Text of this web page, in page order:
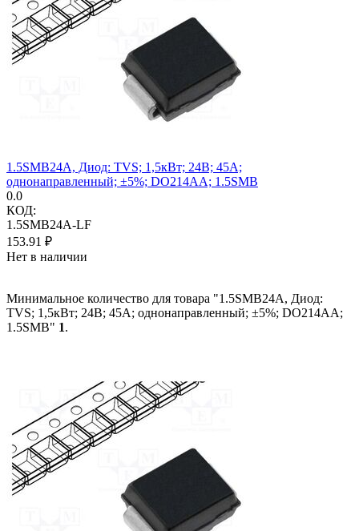
1.5SMB24A, Диод: TVS; 1,5кВт; 24В; 45А;
однонаправленный; ±5%; DO214AA; 1.5SMB
0.0
КОД:
1.5SMB24A-LF
153.91 ₽
Нет в наличии
Минимальное количество для товара "1.5SMB24A, Диод:
TVS; 1,5кВт; 24В; 45А; однонаправленный; ±5%; DO214AA;
1.5SMB" 1.